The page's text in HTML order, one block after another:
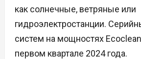
как солнечные, ветряные или
гидроэлектростанции.
систем на мощностях
первом квартале 2024 года.